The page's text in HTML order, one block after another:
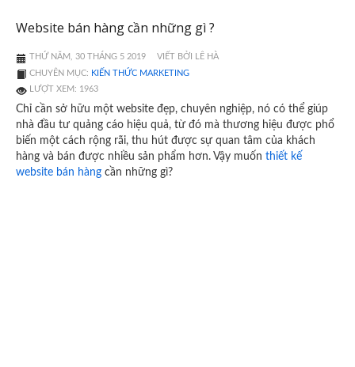
Website bán hàng cần những gì ?
THỨ NĂM, 30 THÁNG 5 2019
VIẾT BỞI LÊ HÀ
CHUYÊN MỤC: KIẾN THỨC MARKETING
LƯỢT XEM: 1963
Chỉ cần sở hữu một website đẹp, chuyên nghiệp, nó có thể giúp
nhà đầu tư quảng cáo hiệu quả, từ đó mà thương hiệu được phổ
biến một cách rộng rãi, thu hút được sự quan tâm của khách
hàng và bán được nhiều sản phẩm hơn. Vậy muốn thiết kế
website bán hàng cần những gì?